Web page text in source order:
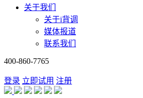
关于我们
关于i背调
媒体报道
联系我们
400-860-7765
登录 立即试用 注册